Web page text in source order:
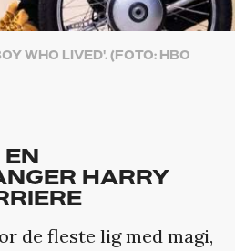
WHO LIVED'. (FOTO: HBO
HARRY
de fleste lig med magi,